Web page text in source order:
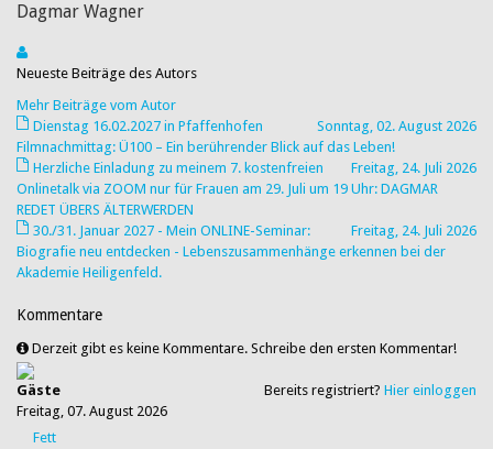
Dagmar Wagner
Neueste Beiträge des Autors
Mehr Beiträge vom Autor
Sonntag, 02. August 2026
Dienstag 16.02.2027 in Pfaffenhofen
Filmnachmittag: Ü100 – Ein berührender Blick auf das Leben!
Freitag, 24. Juli 2026
Herzliche Einladung zu meinem 7. kostenfreien
Onlinetalk via ZOOM nur für Frauen am 29. Juli um 19 Uhr: DAGMAR
REDET ÜBERS ÄLTERWERDEN
Freitag, 24. Juli 2026
30./31. Januar 2027 - Mein ONLINE-Seminar:
Biografie neu entdecken - Lebenszusammenhänge erkennen bei der
Akademie Heiligenfeld.
Kommentare
Derzeit gibt es keine Kommentare. Schreibe den ersten Kommentar!
Bereits registriert? Hier einloggen
Gäste
Freitag, 07. August 2026
Fett